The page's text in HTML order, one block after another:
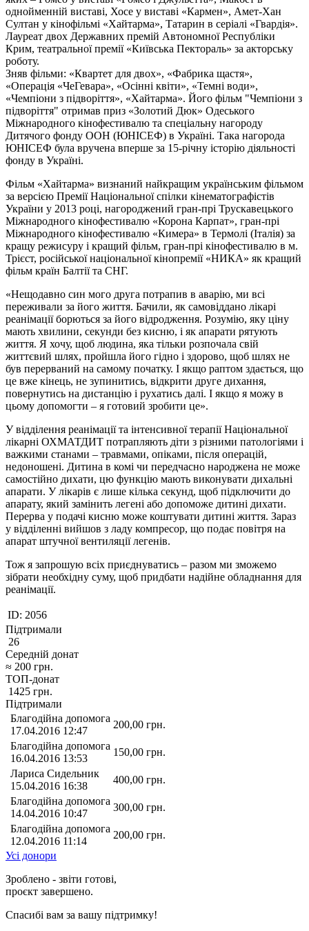
однойменній виставі, Хосе у виставі «Кармен», Амет-Хан
Султан у кінофільмі «Хайтарма», Татарин в серіалі «Гвардія».
Лауреат двох Державних премій Автономної Республіки
Крим, театральної премії «Київська Пектораль» за акторську
роботу.
Зняв фільми: «Квартет для двох», «Фабрика щастя»,
«Операція «ЧеГевара», «Осінні квіти», «Темні води»,
«Чемпіони з підворіття», «Хайтарма». Його фільм "Чемпіони з
підворіття" отримав приз «Золотий Дюк» Одеського
Міжнародного кінофестивалю та спеціальну нагороду
Дитячого фонду ООН (ЮНІСЕФ) в Україні. Така нагорода
ЮНІСЕФ була вручена вперше за 15-річну історію діяльності
фонду в Україні.
Фільм «Хайтарма» визнаний найкращим українським фільмом
за версією Премії Національної спілки кінематографістів
України у 2013 році, нагороджений гран-прі Трускавецького
Міжнародного кінофестивалю «Корона Карпат», гран-прі
Міжнародного кінофестивалю «Кимера» в Термолі (Італія) за
кращу режисуру і кращий фільм, гран-прі кінофестивалю в м.
Трієст, російської національної кінопремії «НИКА» як кращий
фільм країн Балтії та СНГ.
«Нещодавно син мого друга потрапив в аварію, ми всі
переживали за його життя. Бачили, як самовіддано лікарі
реанімації борються за його відродження. Розумію, яку ціну
мають хвилини, секунди без кисню, і як апарати рятують
життя. Я хочу, щоб людина, яка тільки розпочала свій
життєвий шлях, пройшла його гідно і здорово, щоб шлях не
був перерваний на самому початку. І якщо раптом здається, що
це вже кінець, не зупинитись, відкрити друге дихання,
повернутись на дистанцію і рухатись далі. І якщо я можу в
цьому допомогти – я готовий зробити це».
У відділення реанімації та інтенсивної терапії Національної
лікарні ОХМАТДИТ потрапляють діти з різними патологіями і
важкими станами – травмами, опіками, після операцій,
недоношені. Дитина в комі чи передчасно народжена не може
самостійно дихати, цю функцію мають виконувати дихальні
апарати. У лікарів є лише кілька секунд, щоб підключити до
апарату, який замінить легені або допоможе дитині дихати.
Перерва у подачі кисню може коштувати дитині життя. Зараз
у відділенні вийшов з ладу компресор, що подає повітря на
апарат штучної вентиляції легенів.
Тож я запрошую всіх приєднуватись – разом ми зможемо
зібрати необхідну суму, щоб придбати надійне обладнання для
реанімації.
ID: 2056
Підтримали
26
Середній донат
≈ 200 грн.
ТОП-донат
1425 грн.
Підтримали
Благодійна допомога
17.04.2016 12:47
200,00 грн.
Благодійна допомога
16.04.2016 13:53
150,00 грн.
Лариса Сидельник
15.04.2016 16:38
400,00 грн.
Благодійна допомога
14.04.2016 10:47
300,00 грн.
Благодійна допомога
12.04.2016 11:14
200,00 грн.
Усі донори
Зроблено - звіти готові,
проєкт завершено.
Спасибі вам за вашу підтримку!